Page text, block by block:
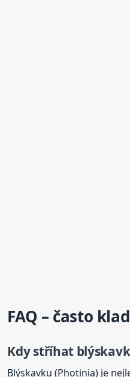
FAQ – často
Kdy stříhat
Blýskavku (Photinia) je